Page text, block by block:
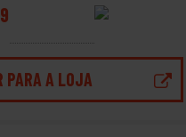
PARA A LOJA